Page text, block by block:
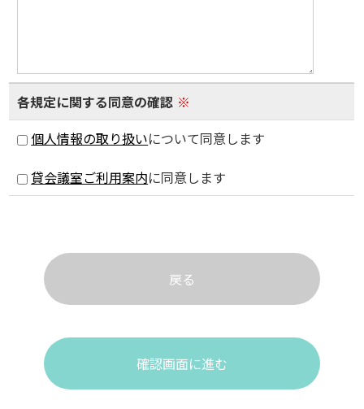
各規定に関する同意の確認 ※
個人情報の取り扱いについて同意します
貸会議室ご利用案内に同意します
戻る
確認画面に進む